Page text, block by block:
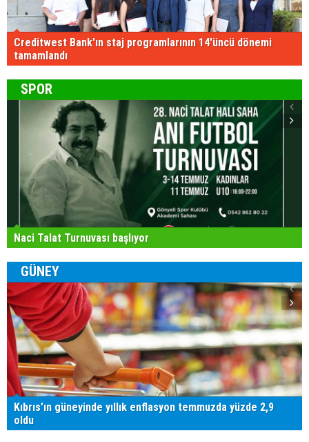
Creditwest Bank'ın staj programlarının 14'üncü dönemi
tamamlandı
SPOR
Naci Talat Turnuvası başlıyor
GÜNEY
Kıbrıs’ın güneyinde yıllık enflasyon temmuzda yüzde 2,9
oldu